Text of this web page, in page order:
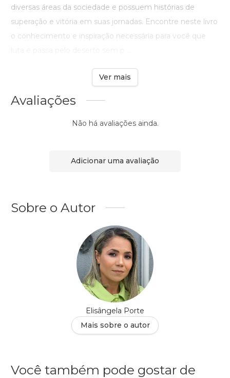
diversas áreas da sociedade e possuem histórias de
superação e vitória em suas jornadas. Encontre neste livro
o conhecimento e inspiração necessária para você que
Ver mais
Avaliações
Não há avaliações ainda.
Adicionar uma avaliação
Sobre o Autor
Elisângela Porte
Mais sobre o autor
Você também pode gostar de